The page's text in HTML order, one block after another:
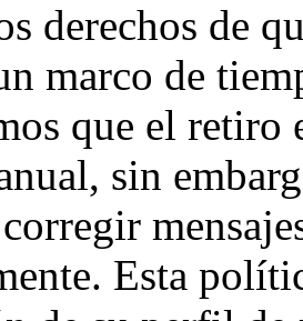
derechos de
marco de
que el retiro
sin
Esta